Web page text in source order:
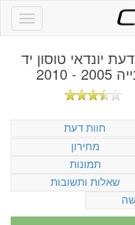
דעת יונדאי טוסון יד
- 2010
חוות דעת
מחירון
תמונות
שאלות ותשובות